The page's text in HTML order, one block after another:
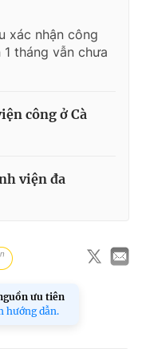
xác nhận công
tháng vẫn chưa
công ở Cà
viện đa
ưu tiên
hướng dẫn.